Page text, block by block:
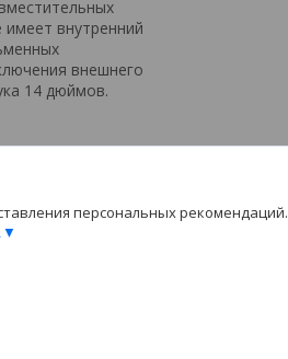
внутренний
внешнего
14 дюймов.
персональных рекомендаций.